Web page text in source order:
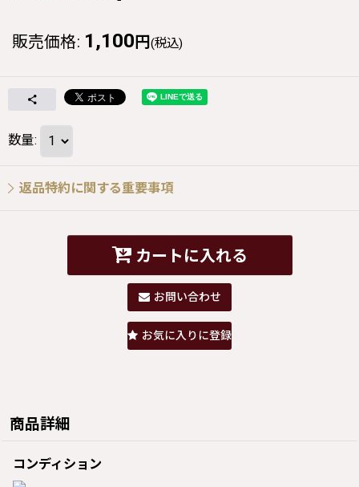
販売価格: 1,100 円 (税込)
数量:
返品特約に関する重要事項
カートに入れる
お問い合わせ
お気に入りに登録
商品詳細
コンディション